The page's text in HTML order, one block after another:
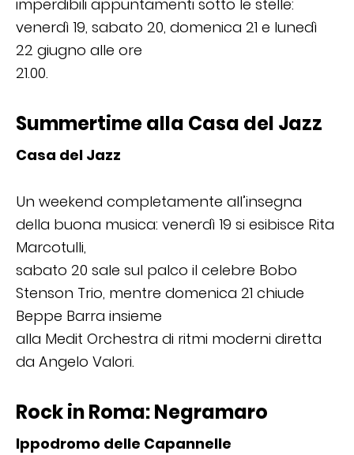
imperdibili appuntamenti sotto le stelle:
venerdì 19, sabato 20, domenica 21 e lunedì
22 giugno alle ore
21.00.
Summertime alla Casa del Jazz
Casa del Jazz
Un weekend completamente all’insegna
della buona musica: venerdì 19 si esibisce Rita
Marcotulli,
sabato 20 sale sul palco il celebre Bobo
Stenson Trio, mentre domenica 21 chiude
Beppe Barra insieme
alla Medit Orchestra di ritmi moderni diretta
da Angelo Valori.
Rock in Roma: Negramaro
Ippodromo delle Capannelle